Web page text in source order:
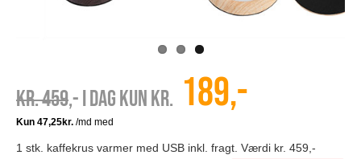
Kr. 459,- I dag kun kr. 189,-
1 stk. kaffekrus varmer med USB inkl. fragt. Værdi kr. 459,-